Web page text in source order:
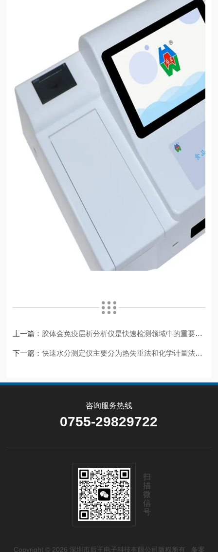
上一篇： 胶体金免疫层析分析仪是快速检测领域中的重要工具
下一篇：快速水分测定仪主要分为热失重法和化学计量法两大类
咨询服务热线
0755-29829722
扫
描
微
信
号
Copyright © 2026 深圳市后王电子科技有限公司版权所有 备案